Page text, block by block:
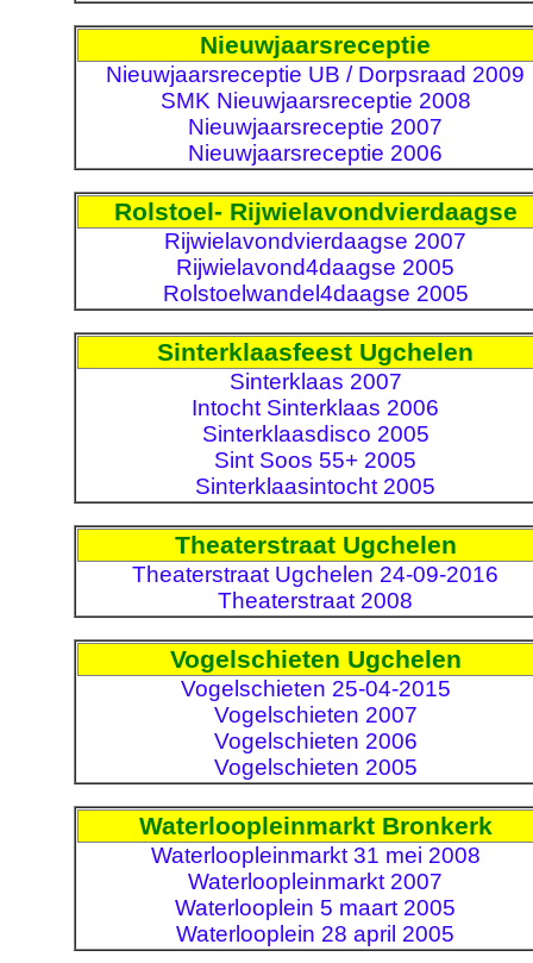
Nieuwjaarsreceptie
Nieuwjaarsreceptie UB / Dorpsraad 2009
SMK Nieuwjaarsreceptie 2008
Nieuwjaarsreceptie 2007
Nieuwjaarsreceptie 2006
Rolstoel- Rijwielavondvierdaagse
Rijwielavondvierdaagse 2007
Rijwielavond4daagse 2005
Rolstoelwandel4daagse 2005
Sinterklaasfeest Ugchelen
Sinterklaas 2007
Intocht Sinterklaas 2006
Sinterklaasdisco 2005
Sint Soos 55+ 2005
Sinterklaasintocht 2005
Theaterstraat Ugchelen
Theaterstraat Ugchelen 24-09-2016
Theaterstraat 2008
Vogelschieten Ugchelen
Vogelschieten 25-04-2015
Vogelschieten 2007
Vogelschieten 2006
Vogelschieten 2005
Waterloopleinmarkt Bronkerk
Waterloopleinmarkt 31 mei 2008
Waterloopleinmarkt 2007
Waterlooplein 5 maart 2005
Waterlooplein 28 april 2005